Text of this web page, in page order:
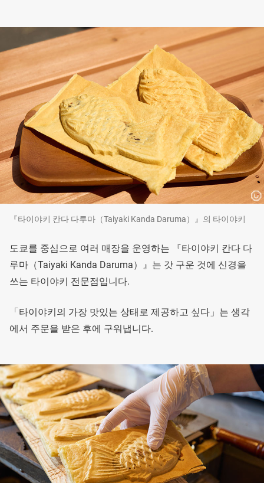
『타이야키 칸다 다루마（Taiyaki Kanda Daruma）』의 타이야키
도쿄를 중심으로 여러 매장을 운영하는 『타이야키 칸다 다
루마（Taiyaki Kanda Daruma）』는 갓 구운 것에 신경을
쓰는 타이야키 전문점입니다.
「타이야키의 가장 맛있는 상태로 제공하고 싶다」는 생각
에서 주문을 받은 후에 구워냅니다.